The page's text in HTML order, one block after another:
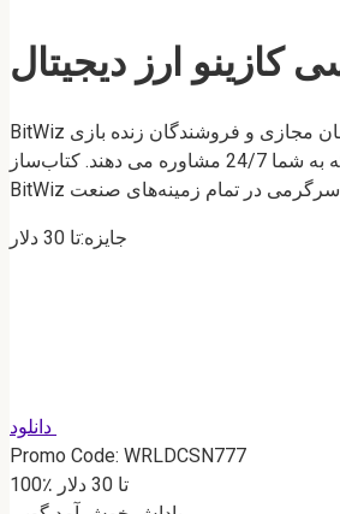
BitWiz یک کازینو است که احساسات خوبی را ارائه می دهد و یک سرویس قمار مدرن ارائه می دهد. بازدیدکنندگان می توانند شرط بندی کنند، رولت بچرخانند، در مقابل حریفان مجازی و فروشندگان زنده بازی
کنند. استراحت با سورپرایزهای دلپذیر غیرمنتظره به شکل پاداش و نقاشی همراه است. شما همیشه می توانید با اپراتورهای خدمات پشتیبانی فنی تماس بگیرید که به شما 24/7 مشاوره می دهند. کتاب‌ساز
جایزه:تا 30 دلار
دانلود
Promo Code: WRLDCSN777
100٪ تا 30 دلار